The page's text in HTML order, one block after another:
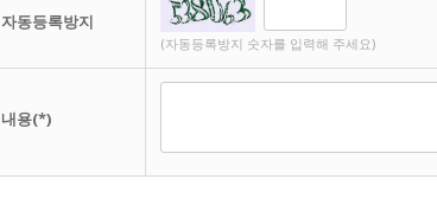
자동등록방지
(자동등록방지 숫자를 입력해 주세요)
내용(*)